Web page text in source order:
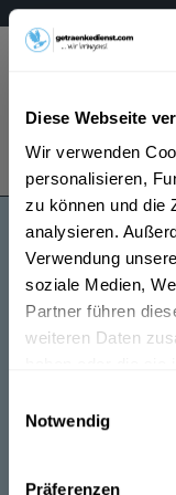
Diese Webseite
Wir verwenden
personalisieren,
zu können und die
analysieren.
Verwendung
soziale Medien,
Partner führen
weiteren Daten
Notwendig
Präferenzen
Menü
Ebner
Ebner wird in